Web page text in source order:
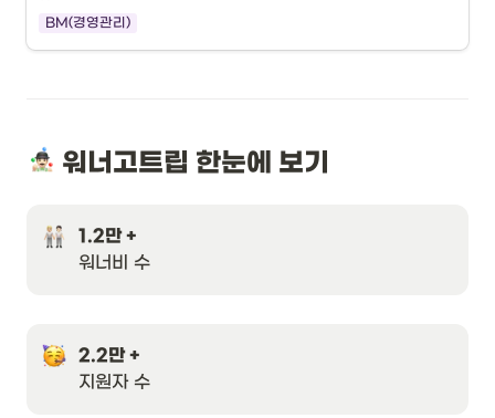
BM(경영관리)
워너고트립 한눈에 보기
1.2만 +
워너비 수
2.2만 +
지원자 수